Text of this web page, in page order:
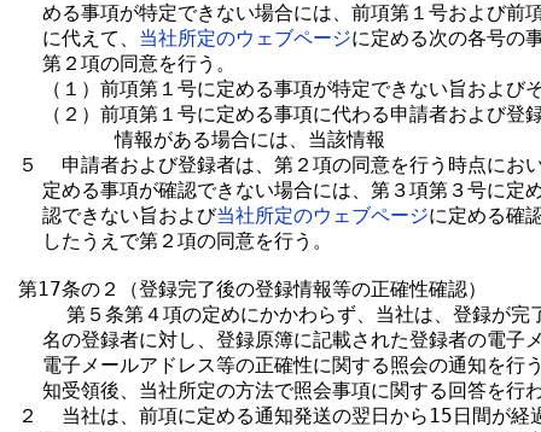
める事項が特定できない場合には、前項第１号および前
  に代えて、
当社所定のウェブページに定める次の各号の
  第２項の同意を行う。
（１）前項第１号に定める事項が特定できない旨および
（２）前項第１号に定める事項に代わる申請者および登
        情報がある場合には、当該情報
５  申請者および登録者は、第２項の同意を行う時点にお
定める事項が確認できない場合には、第３項第３号に定
  認できない旨および
当社所定のウェブページに定める確
  したうえで第２項の同意を行う。
第17条の２（登録完了後の登録情報等の正確性確認）
第５条第４項の定めにかかわらず、当社は、登録が
名の登録者に対し、登録原簿に記載された登録者の電子
電子メールアドレス等の正確性に関する照会の通知を行
知受領後、当社所定の方法で照会事項に関する回答を行
２  当社は、前項に定める通知発送の翌日から15日間が経